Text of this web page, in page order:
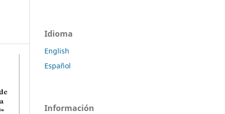
Idioma
English
Español
Información